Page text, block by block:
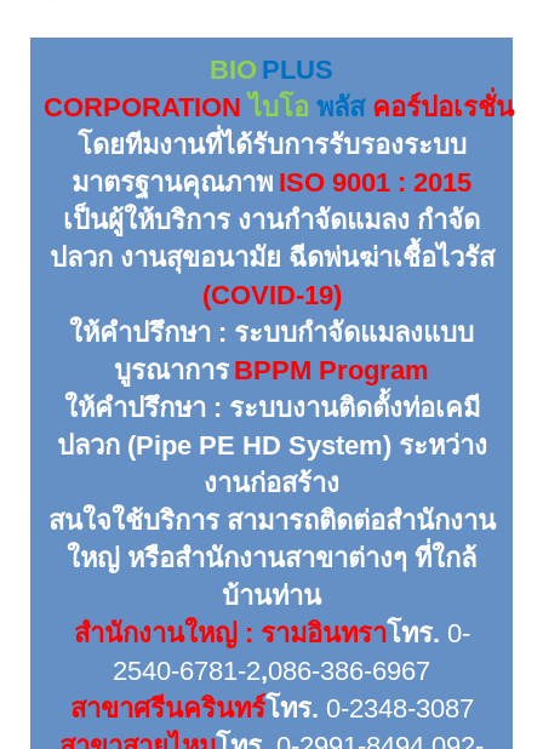
BIO PLUS
CORPORATIONไบโอ พลัส คอร์ปอเรชั่น
โดยทีมงานที่ได้รับการรับรองระบบ
มาตรฐานคุณภาพ ISO 9001 : 2015
เป็นผู้ให้บริการ งานกำจัดแมลง กำจัด
ปลวก งานสุขอนามัย ฉีดพ่นฆ่าเชื้อไวรัส
(COVID-19)
ให้คำปรึกษา : ระบบกำจัดแมลงแบบ
บูรณาการ BPPM Program
ให้คำปรึกษา : ระบบงานติดตั้งท่อเคมี
ปลวก (Pipe PE HD System) ระหว่าง
งานก่อสร้าง
สนใจใช้บริการ สามารถติดต่อสำนักงาน
ใหญ่ หรือสำนักงานสาขาต่างๆ ที่ใกล้
บ้านท่าน
สำนักงานใหญ่ : รามอินทราโทร. 0-
2540-6781-2,086-386-6967
สาขาศรีนครินทร์โทร. 0-2348-3087